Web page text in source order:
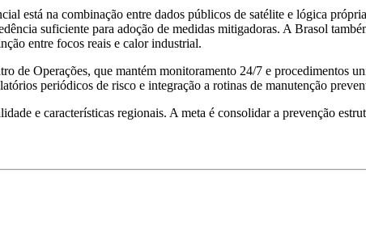
está na combinação entre dados públicos de satélite e lógica
suficiente para adoção de medidas mitigadoras. A Brasol
entre focos reais e calor industrial.
de Operações, que mantém monitoramento 24/7 e procedimentos
periódicos de risco e integração a rotinas de manutenção
e características regionais. A meta é consolidar a prevenção